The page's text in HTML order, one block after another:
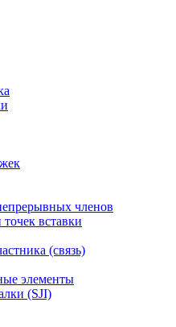
членов
вставки
(связь)
элементы
(SJI)